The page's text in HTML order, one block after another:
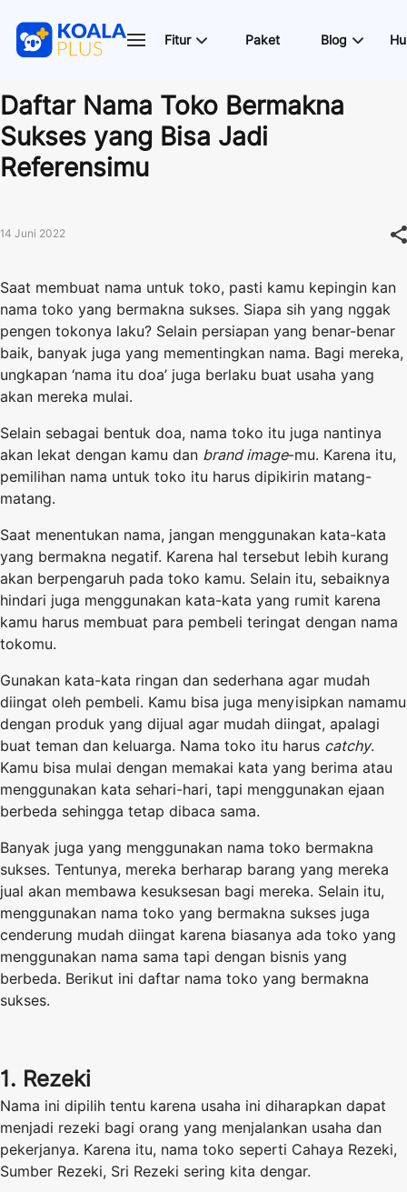
Fitur Paket Blog
Daftar Nama Toko Bermakna
Sukses yang Bisa Jadi
Referensimu
14 Juni 2022
Saat membuat nama untuk toko, pasti kamu kepingin kan
nama toko yang bermakna sukses. Siapa sih yang nggak
pengen tokonya laku? Selain persiapan yang benar-benar
baik, banyak juga yang mementingkan nama. Bagi mereka,
ungkapan ‘nama itu doa’ juga berlaku buat usaha yang
akan mereka mulai.
Selain sebagai bentuk doa, nama toko itu juga nantinya
akan lekat dengan kamu dan brand image-mu. Karena itu,
pemilihan nama untuk toko itu harus dipikirin matang-
matang.
Saat menentukan nama, jangan menggunakan kata-kata
yang bermakna negatif. Karena hal tersebut lebih kurang
akan berpengaruh pada toko kamu. Selain itu, sebaiknya
hindari juga menggunakan kata-kata yang rumit karena
kamu harus membuat para pembeli teringat dengan nama
tokomu.
Gunakan kata-kata ringan dan sederhana agar mudah
diingat oleh pembeli. Kamu bisa juga menyisipkan namamu
dengan produk yang dijual agar mudah diingat, apalagi
buat teman dan keluarga. Nama toko itu harus catchy.
Kamu bisa mulai dengan memakai kata yang berima atau
menggunakan kata sehari-hari, tapi menggunakan ejaan
berbeda sehingga tetap dibaca sama.
Banyak juga yang menggunakan nama toko bermakna
sukses. Tentunya, mereka berharap barang yang mereka
jual akan membawa kesuksesan bagi mereka. Selain itu,
menggunakan nama toko yang bermakna sukses juga
cenderung mudah diingat karena biasanya ada toko yang
menggunakan nama sama tapi dengan bisnis yang
berbeda. Berikut ini daftar nama toko yang bermakna
sukses.
1. Rezeki
Nama ini dipilih tentu karena usaha ini diharapkan dapat
menjadi rezeki bagi orang yang menjalankan usaha dan
pekerjanya. Karena itu, nama toko seperti Cahaya Rezeki,
Sumber Rezeki, Sri Rezeki sering kita dengar.